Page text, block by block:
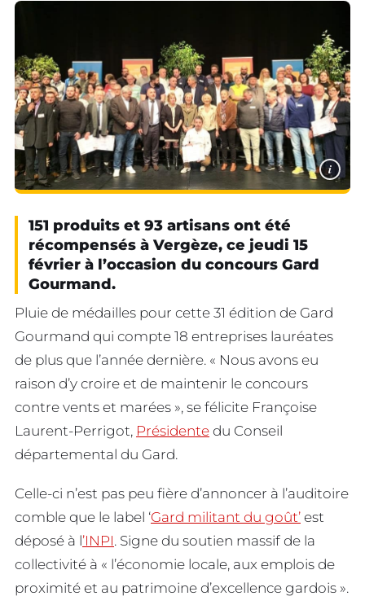
i
151 produits et 93 artisans ont été
récompensés à Vergèze, ce jeudi 15
février à l’occasion du concours Gard
Gourmand.
Pluie de médailles pour cette 31 édition de Gard
Gourmand qui compte 18 entreprises lauréates
de plus que l’année dernière. « Nous avons eu
raison d’y croire et de maintenir le concours
contre vents et marées », se félicite Françoise
Laurent-Perrigot, Présidente du Conseil
départemental du Gard.
Celle-ci n’est pas peu fière d’annoncer à l’auditoire
comble que le label ‘Gard militant du goût’ est
déposé à l’INPI. Signe du soutien massif de la
collectivité à « l’économie locale, aux emplois de
proximité et au patrimoine d’excellence gardois ».